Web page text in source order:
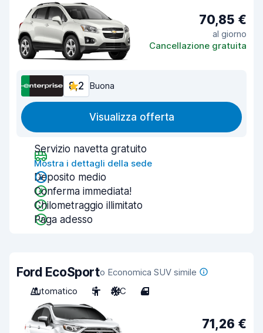
70,85 €
al giorno
Cancellazione gratuita
8,2 Buona
Visualizza offerta
Servizio navetta gratuito
Mostra i dettagli della sede
Deposito medio
Conferma immediata!
Chilometraggio illimitato
Paga adesso
Ford EcoSporto Economica SUV simile
Automatico
5 A/C 4
71,26 €